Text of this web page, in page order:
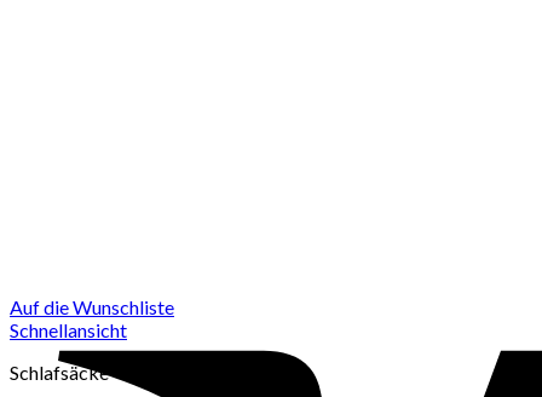
Auf die Wunschliste
Schnellansicht
Schlafsäcke